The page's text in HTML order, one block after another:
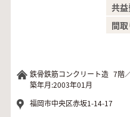
共
間取
鉄骨鉄筋コンクリート造 7階
築年月:2003年01月
福岡市中央区赤坂1-14-17